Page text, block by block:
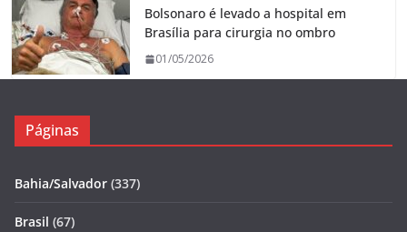
Bolsonaro é levado a hospital em
Brasília para cirurgia no ombro
01/05/2026
Páginas
Bahia/Salvador (337)
Brasil (67)